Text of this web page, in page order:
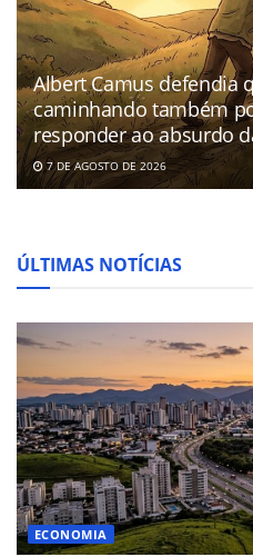
Albert Camus defendia
caminhando também
responder ao absurdo
7 DE AGOSTO DE 2026
ÚLTIMAS NOTÍCIAS
ECONOMIA